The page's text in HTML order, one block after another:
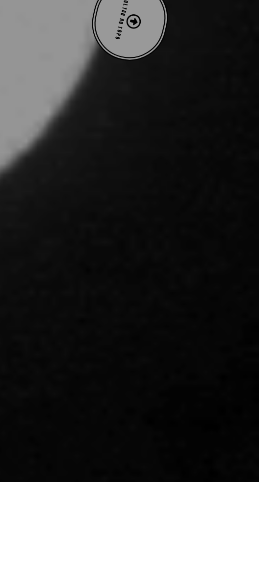
VOLTAR AO TOPO